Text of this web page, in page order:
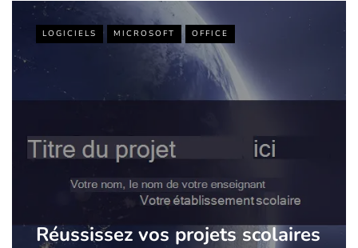
LOGICIELS MICROSOFT OFFICE
Réussissez vos projets scolaires